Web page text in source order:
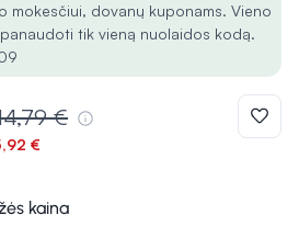
mokesčiui, dovanų kuponams. Vieno
tik vieną nuolaidos kodą.
€
€
kaina